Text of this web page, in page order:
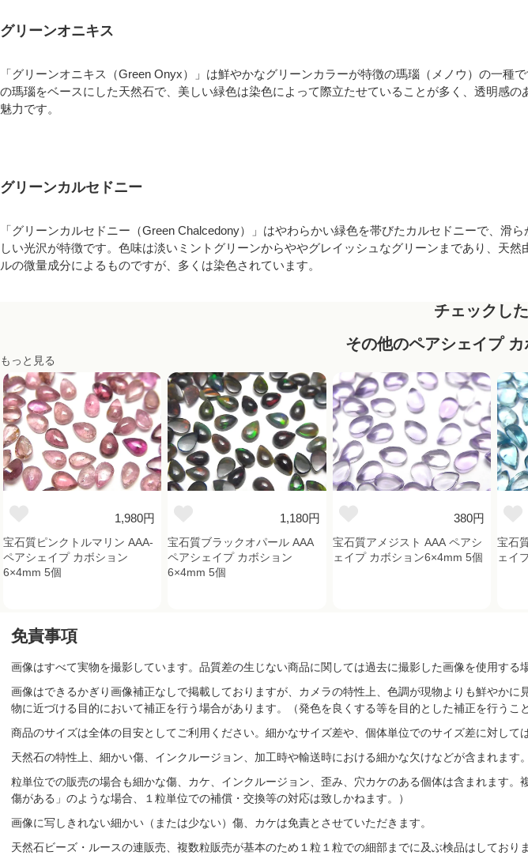
グリーンオニキス
「グリーンオニキス（Green Onyx）」は鮮やかなグリーンカラーが特徴の瑪瑙（メノウ）の一種
の瑪瑙をベースにした天然石で、美しい緑色は染色によって際立たせていることが多く、透明感の
魅力です。
グリーンカルセドニー
「グリーンカルセドニー（Green Chalcedony）」はやわらかい緑色を帯びたカルセドニーで、滑
しい光沢が特徴です。色味は淡いミントグリーンからややグレイッシュなグリーンまであり、天然
ルの微量成分によるものですが、多くは染色されています。
チェックし
その他のペアシェイプ
もっと見る
1,980円
宝石質ピンクトルマリン AAA-
ペアシェイプ カボション
6×4mm 5個
1,180円
宝石質ブラックオパール AAA
ペアシェイプ カボション
6×4mm 5個
380円
宝石質アメジスト AAA ペアシ
ェイプ カボション6×4mm 5個
宝石
ェイ
免責事項
画像はすべて実物を撮影しています。品質差の生じない商品に関しては過去に撮影した画像を使用する
画像はできるかぎり画像補正なしで掲載しておりますが、カメラの特性上、色調が現物よりも鮮やか
物に近づける目的において補正を行う場合があります。（発色を良くする等を目的とした補正を行うこ
商品のサイズは全体の目安としてご利用ください。細かなサイズ差や、個体単位でのサイズ差に対して
天然石の特性上、細かい傷、インクルージョン、加工時や輸送時における細かな欠けなどが含まれます
粒単位での販売の場合も細かな傷、カケ、インクルージョン、歪み、穴カケのある個体は含まれます
傷がある」のような場合、１粒単位での補償・交換等の対応は致しかねます。）
画像に写しきれない細かい（または少ない）傷、カケは免責とさせていただきます。
天然石ビーズ・ルースの連販売、複数粒販売が基本のため１粒１粒での細部までに及ぶ検品はしておりま